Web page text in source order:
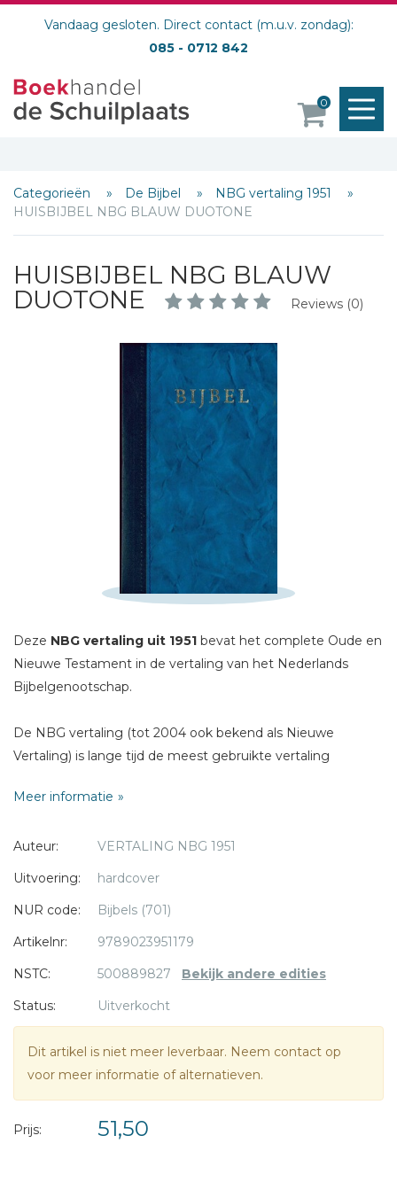
Vandaag gesloten. Direct contact (m.u.v. zondag):
085 - 0712 842
0
Categorieën De Bijbel
NBG vertaling 1951
HUISBIJBEL NBG BLAUW DUOTONE
HUISBIJBEL NBG BLAUW
DUOTONE
Reviews (0)
Deze NBG vertaling uit 1951 bevat het complete Oude en
Nieuwe Testament in de vertaling van het Nederlands
Bijbelgenootschap.
De NBG vertaling (tot 2004 ook bekend als Nieuwe
Vertaling) is lange tijd de meest gebruikte vertaling
In de loop der jaren groeide de NBG vertaling '51 uit tot een
breedte van de kerken werd gebruikt, met uitzondering
van de kerken van de gereformeerde gezindte.
- NBG Vertaling 1951
- Huisbijbel
- Stevige kaft
- Formaat incl. casette 15 x 22,5
Meer informatie
Auteur:
VERTALING NBG 1951
Uitvoering:
hardcover
NUR code:
Bijbels (701)
Artikelnr:
9789023951179
NSTC:
500889827 Bekijk andere edities
Status:
Uitverkocht
Dit artikel is niet meer leverbaar. Neem contact op
voor meer informatie of alternatieven.
Prijs: 51,50
Schrijf hieronder je review!
Bericht *